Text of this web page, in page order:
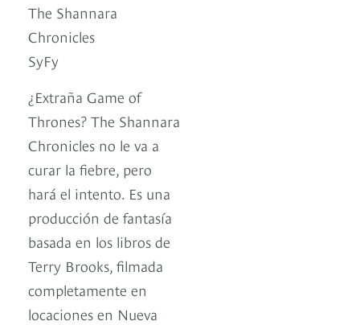
The Shannara
Chronicles
SyFy
¿Extraña Game of
Thrones? The Shannara
Chronicles no le va a
curar la fiebre, pero
hará el intento. Es una
producción de fantasía
basada en los libros de
Terry Brooks, filmada
completamente en
locaciones en Nueva